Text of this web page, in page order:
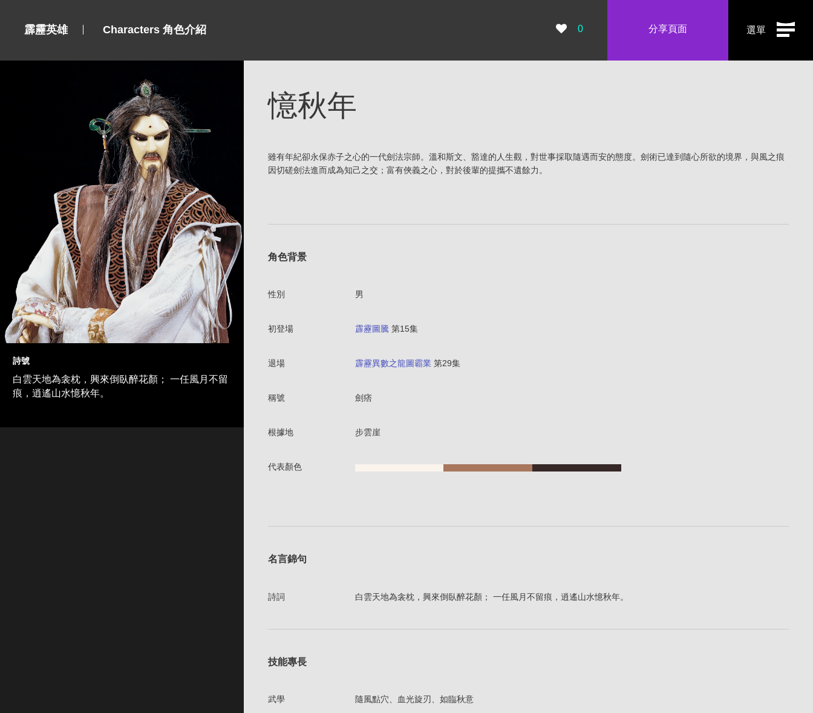
選單
霹靂英雄 Characters 角色介紹 瀏覽數：
0 分享頁面
詩號
白雲天地為衾枕，興來倒臥醉花顏； 一任風月不留
痕，逍遙山水憶秋年。
憶秋年
雖有年紀卻永保赤子之心的一代劍法宗師。溫和斯文、豁達的人生觀，對世事採取隨遇而安的態度。劍術已達到隨心所欲的境界，與風之痕
因切磋劍法進而成為知己之交；富有俠義之心，對於後輩的提攜不遺餘力。
角色背景
性別 男
初登場 霹靂圖騰 第15集
退場 霹靂異數之龍圖霸業 第29集
稱號 劍痞
根據地 步雲崖
代表顏色
名言錦句
詩詞 白雲天地為衾枕，興來倒臥醉花顏； 一任風月不留痕，逍遙山水憶秋年。
技能專長
武學 隨風點穴、血光旋刃、如臨秋意